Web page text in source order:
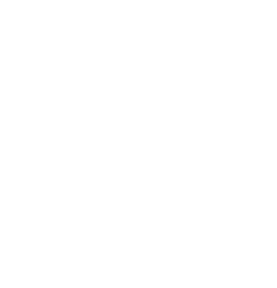
имени Т.Г.Шевченко